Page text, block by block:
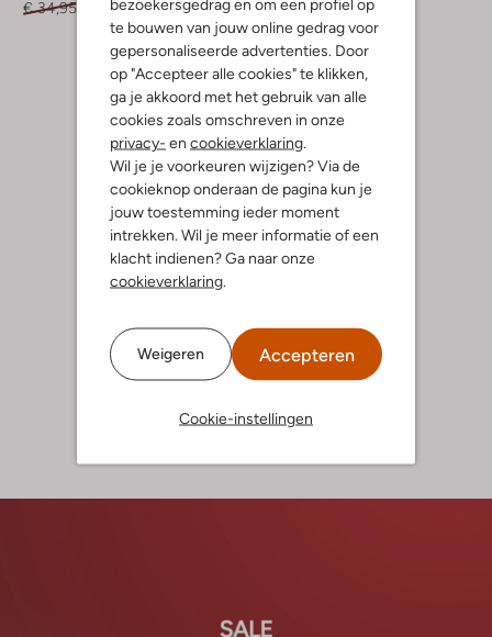
te bouwen van jouw online gedrag voor
gepersonaliseerde advertenties. Door
op "Accepteer alle cookies" te klikken,
ga je akkoord met het gebruik van alle
cookies zoals omschreven in onze
privacy- en cookieverklaring
Wil je je voorkeuren wijzigen? Via de
cookieknop onderaan de pagina kun je
jouw toestemming ieder moment
intrekken. Wil je meer informatie of een
klacht indienen? Ga naar onze
cookieverklaring
Weigeren Accepteren
Cookie-instellingen
€ 34,95 € 13,99 € 49,99
+ meer kleuren